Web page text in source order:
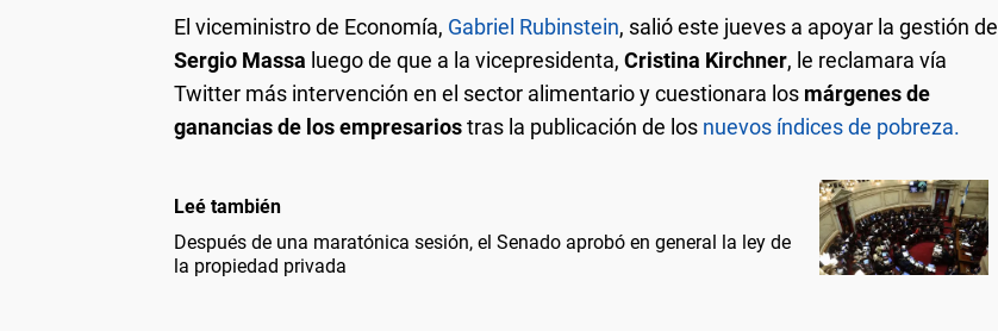
El viceministro de Economía, Gabriel Rubinstein, salió este jueves a apoyar la gestión de
Sergio Massa luego de que a la vicepresidenta, Cristina Kirchner, le reclamara vía
Twitter más intervención en el sector alimentario y cuestionara los márgenes de
ganancias de los empresariostras la publicación de los nuevos índices de pobreza.
Leé también
Después de una maratónica sesión, el Senado aprobó en general la ley de
la propiedad privada